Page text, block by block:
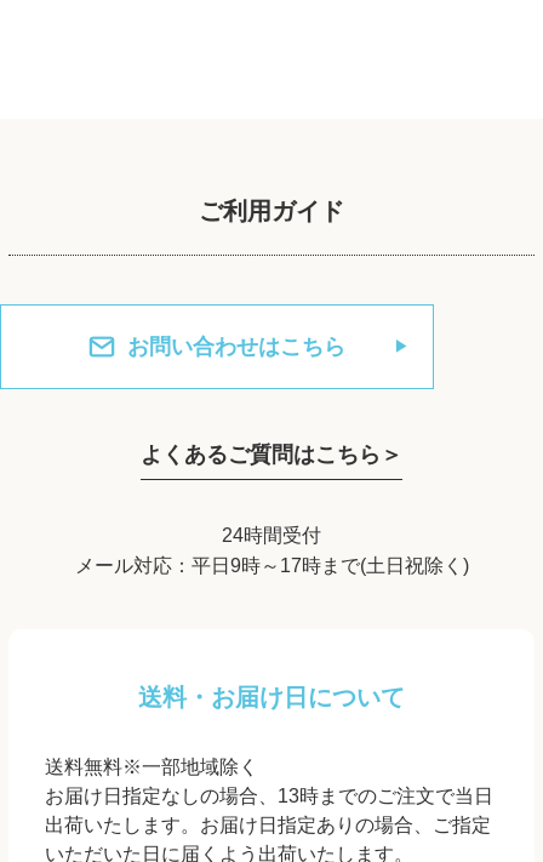
ご利用ガイド
お問い合わせはこちら
よくあるご質問はこちら＞
24時間受付
メール対応：平日9時～17時まで(土日祝除く)
送料・お届け日について
送料無料※一部地域除く
お届け日指定なしの場合、13時までのご注文で当日
出荷いたします。お届け日指定ありの場合、ご指定
いただいた日に届くよう出荷いたします。